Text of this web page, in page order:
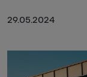
29.05.2024